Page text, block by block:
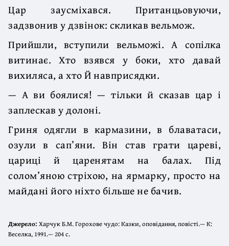
Цар заусміхався. Пританцьовуючи,
задзвонив у дзвінок: скликав вельмож.
Прийшли, вступили вельможі. А сопілка
витинає. Хто взявся у боки, хто давай
вихиляса, а хто Й навприсядки.
— А ви боялися! — тільки й сказав цар і
заплескав у долоні.
Гриня одягли в кармазини, в блаватаси,
озули в сап’яни. Він став грати цареві,
цариці й царенятам на балах. Під
солом’яною стріхою, на ярмарку, просто на
майдані його ніхто більше не бачив.
Джерело: Харчук Б.М. Горохове чудо: Казки, оповідання, повісті.— К:
Веселка, 1991.— 204 с.